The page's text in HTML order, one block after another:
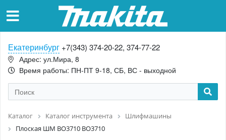
Екатеринбург +7(343) 374-20-22, 374-77-22
Адрес: ул.Мира, 8
Время работы: ПН-ПТ 9-18, СБ, ВС - выходной
Каталог Каталог инструмента
Шлифмашины
Плоская ШМ BO3710 BO3710